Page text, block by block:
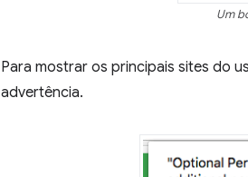
Um
Para mostrar os principais sites do
advertência.